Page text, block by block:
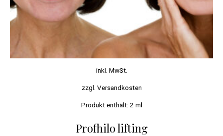
inkl. MwSt.
zzgl. Versandkosten
Produkt enthält: 2 ml
Profhilo lifting